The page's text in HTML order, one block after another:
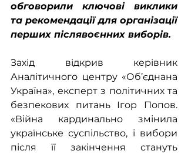
обговорили ключові виклики
та рекомендації для організації
перших післявоєнних виборів.
Захід відкрив керівник
Аналітичного центру «Об’єднана
Україна», експерт з політичних та
безпекових питань Ігор Попов.
«Війна кардинально змінила
українське суспільство, і вибори
після її закінчення стануть